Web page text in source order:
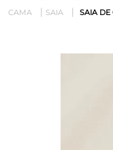
CAMA SAIA SAIA DE